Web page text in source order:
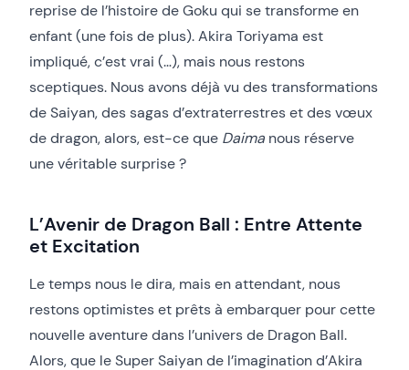
reprise de l’histoire de Goku qui se transforme en
enfant (une fois de plus). Akira Toriyama est
impliqué, c’est vrai (…), mais nous restons
sceptiques. Nous avons déjà vu des transformations
de Saiyan, des sagas d’extraterrestres et des vœux
de dragon, alors, est-ce que Daima nous réserve
une véritable surprise ?
L’Avenir de Dragon Ball : Entre Attente
et Excitation
Le temps nous le dira, mais en attendant, nous
restons optimistes et prêts à embarquer pour cette
nouvelle aventure dans l’univers de Dragon Ball.
Alors, que le Super Saiyan de l’imagination d’Akira